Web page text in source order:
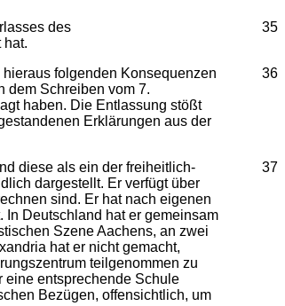
35
des
hat.
36
folgenden Konsequenzen
dem Schreiben vom 7.
haben. Die Entlassung stößt
Erklärungen aus der
37
diese als ein der freiheitlich-
dargestellt. Er verfügt über
sind. Er hat nach eigenen
Deutschland hat er gemeinsam
Szene Aachens, an zwei
hat er nicht gemacht,
teilgenommen zu
eine entsprechende Schule
Bezügen, offensichtlich, um